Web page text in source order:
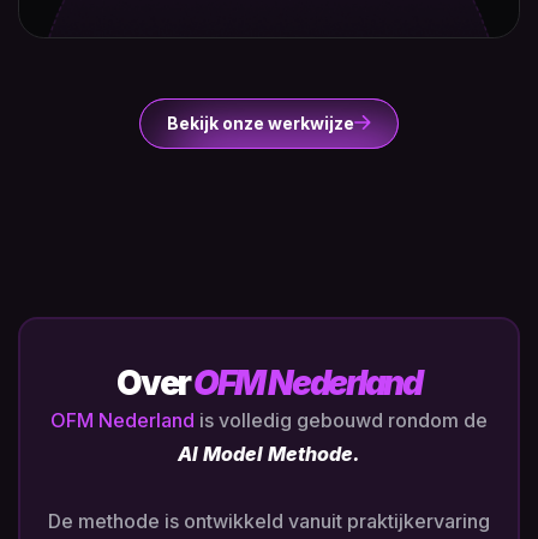
Bekijk onze werkwijze
OverOFM Nederland
OFM Nederland is volledig gebouwd rondom de
AI Model Methode.
De methode is ontwikkeld vanuit praktijkervaring